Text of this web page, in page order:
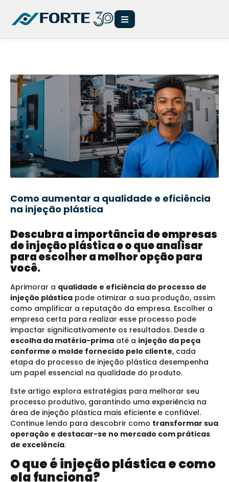
Como aumentar a qualidade e eficiência
na injeção plástica
Descubra a importância de empresas
de injeção plástica e o que analisar
para escolher a melhor opção para
você.
Aprimorar a qualidade e eficiência do processo de
injeção plástica pode otimizar a sua produção, assim
como amplificar a reputação da empresa. Escolher a
empresa certa para realizar esse processo pode
impactar significativamente os resultados. Desde a
escolha da matéria-prima até a injeção da peça
conforme o molde fornecido pelo cliente, cada
etapa do processo de injeção plástica desempenha
um papel essencial na qualidade do produto.
Este artigo explora estratégias para melhorar seu
processo produtivo, garantindo uma experiência na
área de injeção plástica mais eficiente e confiável.
Continue lendo para descobrir como transformar sua
operação e destacar-se no mercado com práticas
de excelência.
O que é injeção plástica e como
ela funciona?